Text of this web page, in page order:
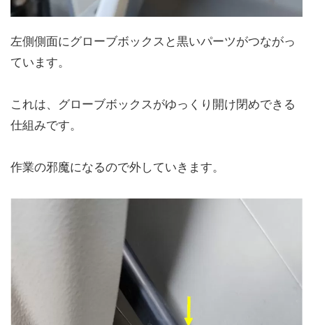
左側側面にグローブボックスと黒いパーツがつながっ
ています。
これは、グローブボックスがゆっくり開け閉めできる
仕組みです。
作業の邪魔になるので外していきます。